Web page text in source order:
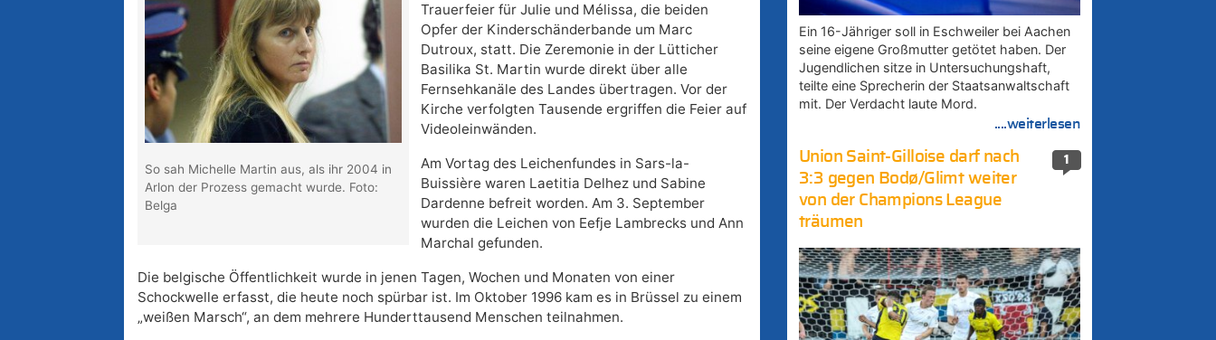
So sah Michelle Martin aus, als ihr 2004 in
Arlon der Prozess gemacht wurde. Foto:
Belga
Trauerfeier für Julie und Mélissa, die beiden
Opfer der Kinderschänderbande um Marc
Dutroux, statt. Die Zeremonie in der Lütticher
Basilika St. Martin wurde direkt über alle
Fernsehkanäle des Landes übertragen. Vor der
Kirche verfolgten Tausende ergriffen die Feier auf
Videoleinwänden.
Am Vortag des Leichenfundes in Sars-la-
Buissière waren Laetitia Delhez und Sabine
Dardenne befreit worden. Am 3. September
wurden die Leichen von Eefje Lambrecks und Ann
Marchal gefunden.
Die belgische Öffentlichkeit wurde in jenen Tagen, Wochen und Monaten von einer
Schockwelle erfasst, die heute noch spürbar ist. Im Oktober 1996 kam es in Brüssel zu einem
„weißen Marsch“, an dem mehrere Hunderttausend Menschen teilnahmen.
Ein 16-Jähriger soll in Eschweiler bei Aachen
seine eigene Großmutter getötet haben. Der
Jugendlichen sitze in Untersuchungshaft,
teilte eine Sprecherin der Staatsanwaltschaft
mit. Der Verdacht laute Mord.
....weiterlesen
1
Union Saint-Gilloise darf nach
3:3 gegen Bodø/Glimt weiter
von der Champions League
träumen